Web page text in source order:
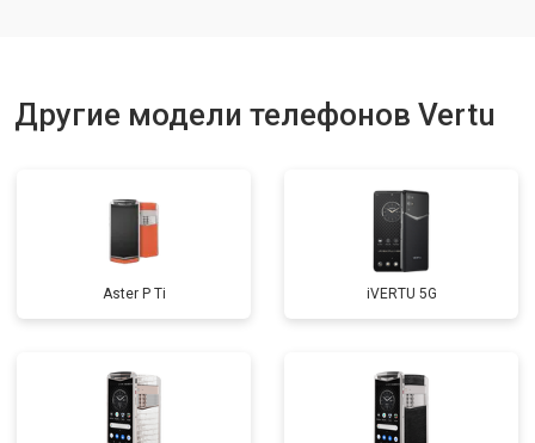
Другие модели телефонов Vertu
Aster P Ti iVERTU 5G